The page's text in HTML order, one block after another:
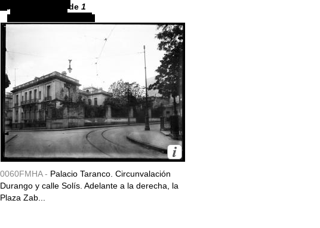
de 1
0060FMHA - Palacio Taranco. Circunvalación
Durango y calle Solís. Adelante a la derecha, la
Plaza Zab...